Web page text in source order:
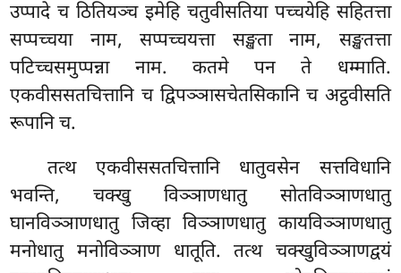
उप्पादे च ठितियञ्च इमेहि चतुवीसतिया पच्चयेहि सहितत्ता
सप्पच्चया नाम, सप्पच्चयत्ता सङ्खता नाम, सङ्खतत्ता
पटिच्चसमुप्पन्ना नाम. कतमे पन ते धम्माति.
एकवीससतचित्तानि च द्विपञ्ञासचेतसिकानि च अट्ठवीसति
रूपानि च.
तत्थ एकवीससतचित्तानि धातुवसेन सत्तविधानि
भवन्ति, चक्खु विञ्ञाणधातु सोतविञ्ञाणधातु
घानविञ्ञाणधातु जिव्हा विञ्ञाणधातु कायविञ्ञाणधातु
मनोधातु मनोविञ्ञाण धातूति. तत्थ चक्खुविञ्ञाणद्वयं